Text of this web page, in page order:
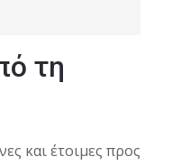
τη
και έτοιμες προς